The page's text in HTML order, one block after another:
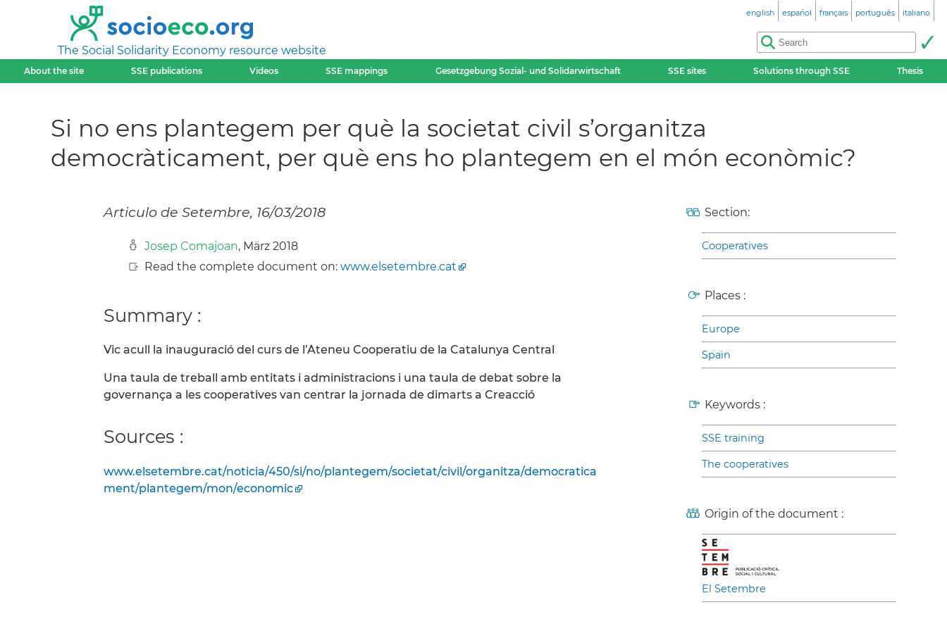
The Social Solidarity Economy resource website
english español français português italiano
About the site SSE publications Videos SSE mappings Gesetzgebung Sozial- und Solidarwirtschaft SSE sites Solutions through SSE Thesis
Si no ens plantegem per què la societat civil s’organitza
democràticament, per què ens ho plantegem en el món econòmic?
Articulo de Setembre, 16/03/2018
Josep Comajoan, März 2018
Read the complete document on: www.elsetembre.cat
Summary :
Vic acull la inauguració del curs de l’Ateneu Cooperatiu de la Catalunya Central
Una taula de treball amb entitats i administracions i una taula de debat sobre la
governança a les cooperatives van centrar la jornada de dimarts a Creacció
Sources :
www.elsetembre.cat/noticia/450/si/no/plantegem/societat/civil/organitza/democratica
ment/plantegem/mon/economic
Section:
Cooperatives
Places :
Europe
Spain
Keywords :
SSE training
The cooperatives
Origin of the document :
El Setembre